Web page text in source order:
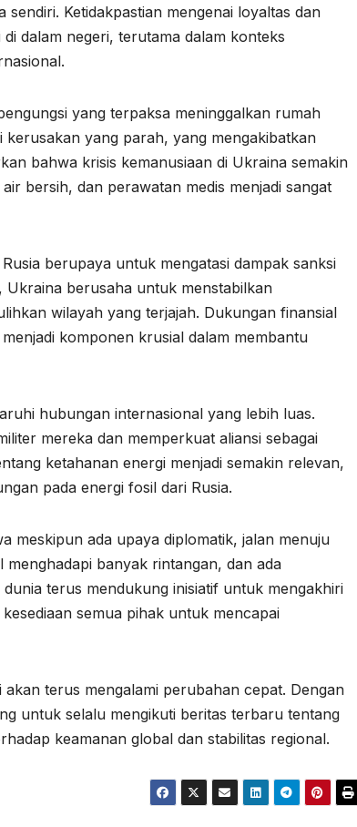
Ketidakpastian mengenai loyaltas dan
dalam negeri, terutama dalam konteks
yang terpaksa meninggalkan rumah
yang parah, yang mengakibatkan
bahwa krisis kemanusiaan di Ukraina semakin
bersih, dan perawatan medis menjadi sangat
berupaya untuk mengatasi dampak sanksi
berusaha untuk menstabilkan
wilayah yang terjajah. Dukungan finansial
komponen krusial dalam membantu
hubungan internasional yang lebih luas.
mereka dan memperkuat aliansi sebagai
ketahanan energi menjadi semakin relevan,
pada energi fosil dari Rusia.
meskipun ada upaya diplomatik, jalan menuju
menghadapi banyak rintangan, dan ada
terus mendukung inisiatif untuk mengakhiri
semua pihak untuk mencapai
terus mengalami perubahan cepat. Dengan
untuk selalu mengikuti beritas terbaru tentang
keamanan global dan stabilitas regional.